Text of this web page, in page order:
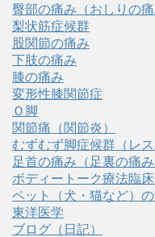
臀部の痛み（おしりの痛
梨状筋症候群
股関節の痛み
下肢の痛み
膝の痛み
変形性膝関節症
Ｏ脚
関節痛（関節炎）
むずむず脚症候群（レ
足首の痛み（足裏の痛み
ボディートーク療法臨床
ペット（犬・猫など）
東洋医学
ブログ（日記）